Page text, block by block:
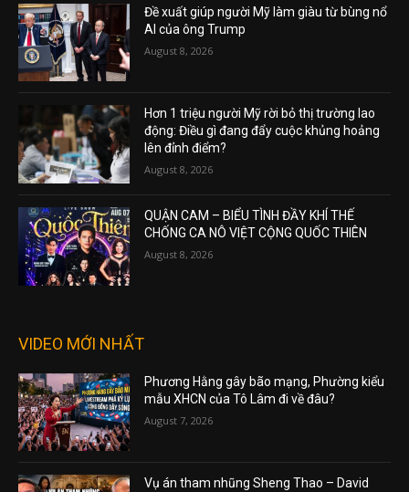
Đề xuất giúp người Mỹ làm giàu từ bùng nổ
AI của ông Trump
August 8, 2026
Hơn 1 triệu người Mỹ rời bỏ thị trường lao
động: Điều gì đang đẩy cuộc khủng hoảng
lên đỉnh điểm?
August 8, 2026
QUẬN CAM – BIỂU TÌNH ĐẦY KHÍ THẾ
CHỐNG CA NÔ VIỆT CỘNG QUỐC THIÊN
August 8, 2026
VIDEO MỚI NHẤT
Phương Hằng gây bão mạng, Phường kiểu
mẫu XHCN của Tô Lâm đi về đâu?
August 7, 2026
Vụ án tham nhũng Sheng Thao – David